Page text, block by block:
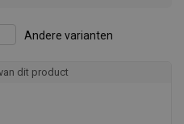
Andere varianten
dit product